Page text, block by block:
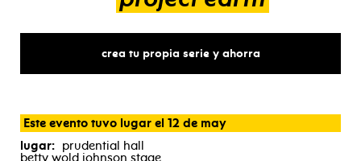
crea tu propia serie y ahorra
Este evento tuvo lugar el 12 de may
lugar: prudential hall
betty wold johnson stage